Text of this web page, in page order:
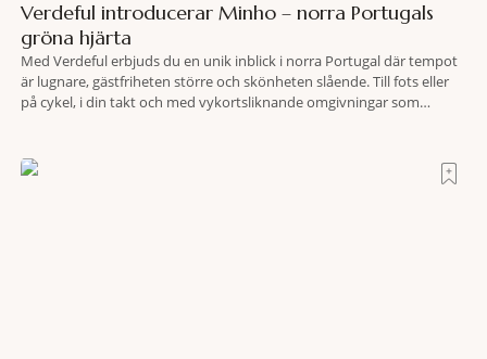
Verdeful introducerar Minho – norra Portugals
gröna hjärta
Med Verdeful erbjuds du en unik inblick i norra Portugal där tempot
är lugnare, gästfriheten större och skönheten slående. Till fots eller
på cykel, i din takt och med vykortsliknande omgivningar som
travel när det